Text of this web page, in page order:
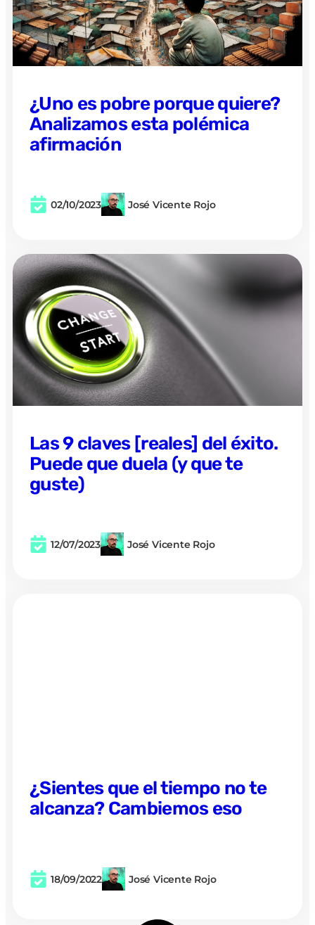
¿Uno es pobre porque quiere?
Analizamos esta polémica
afirmación
02/10/2023 José Vicente Rojo
Las 9 claves [reales] del éxito.
Puede que duela (y que te
guste)
12/07/2023 José Vicente Rojo
¿Sientes que el tiempo no te
alcanza? Cambiemos eso
18/09/2022 José Vicente Rojo